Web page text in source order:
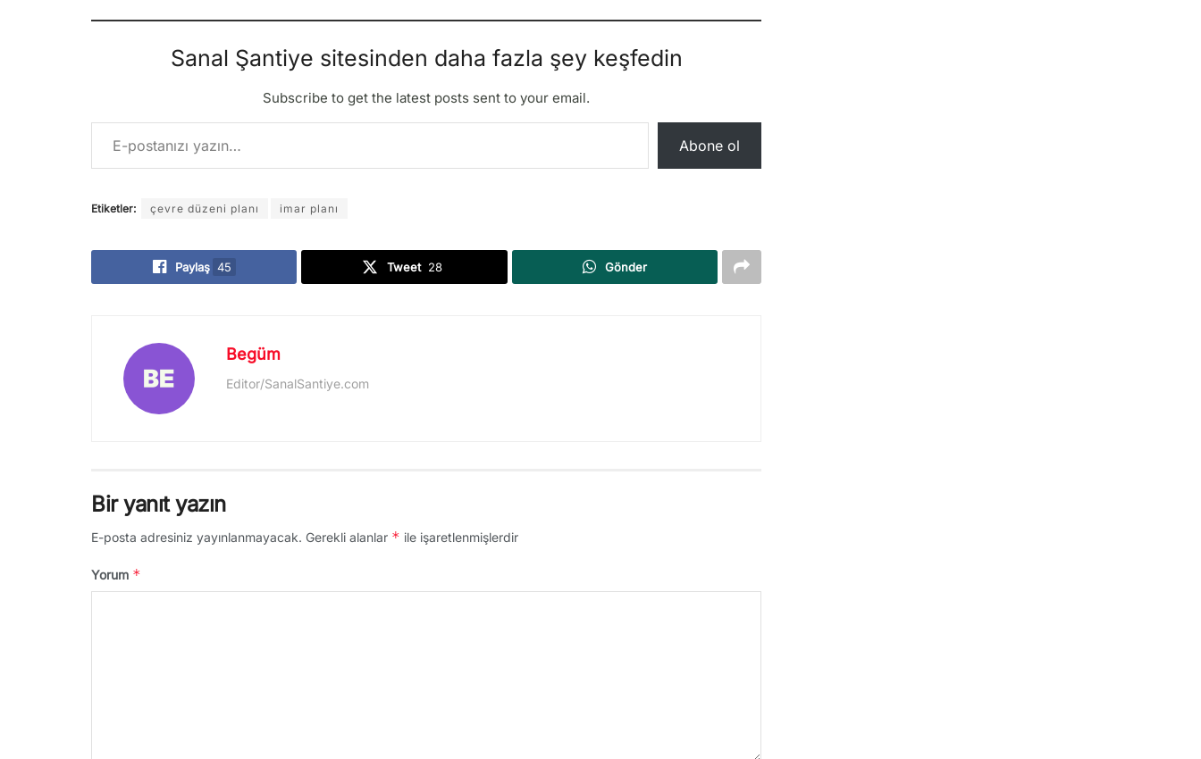
Sanal Şantiye sitesinden daha fazla şey keşfedin
Subscribe to get the latest posts sent to your email.
E-postanızı yazın…
Abone ol
Etiketler: çevre düzeni planı imar planı
Paylaş 45 Tweet 28 Gönder
Begüm
Editor/SanalSantiye.com
Bir yanıt yazın
E-posta adresiniz yayınlanmayacak. Gerekli alanlar * ile işaretlenmişlerdir
Yorum *